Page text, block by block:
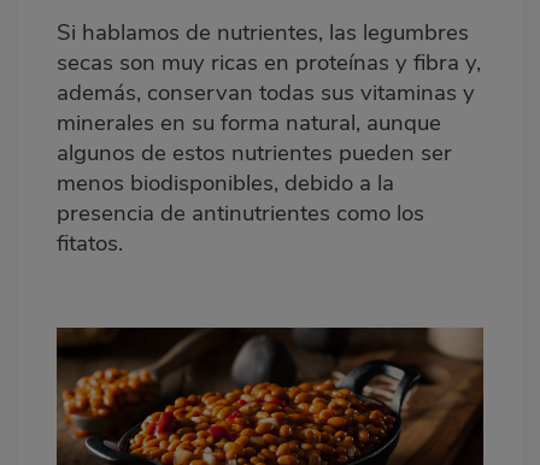
Si hablamos de nutrientes, las legumbres
secas son muy ricas en proteínas y fibra y,
además, conservan todas sus vitaminas y
minerales en su forma natural, aunque
algunos de estos nutrientes pueden ser
menos biodisponibles, debido a la
presencia de antinutrientes como los
fitatos.